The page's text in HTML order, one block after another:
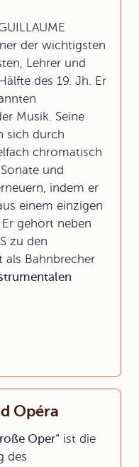
der wichtigsten
Lehrer und
des 19. Jh. Er
Musik. Seine
sich durch
chromatisch
und
indem er
einem einzigen
gehört neben
zu den
als Bahnbrecher
Opéra
Oper“ ist die
des